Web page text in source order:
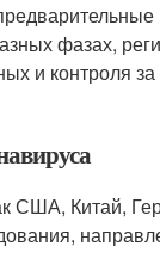
фазах,
и контроля за
США, Китай,